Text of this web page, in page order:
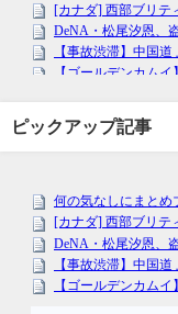
ピックアップ記事